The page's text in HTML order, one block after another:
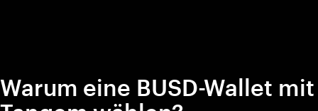
Warum eine BUSD-Wallet mit